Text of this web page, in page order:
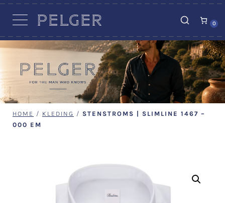
0
HOME / KLEDING / STENSTROMS | SLIMLINE 1467 –
000 EM